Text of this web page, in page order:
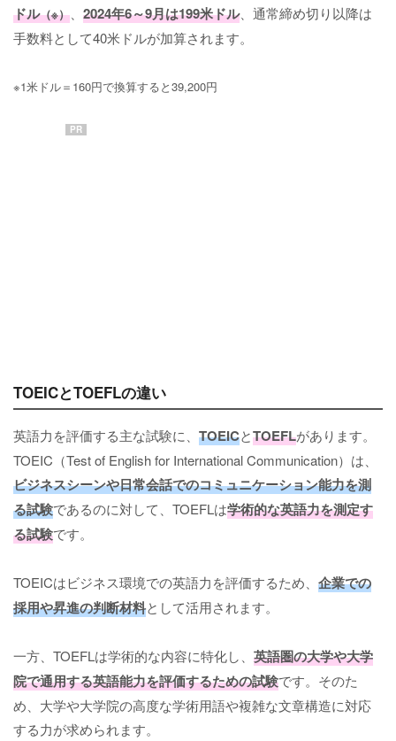
ドル（※） 2024年6～9月は199米ドル、通常締め切り以降は
手数料として40米ドルが加算されます。
※1米ドル＝160円で換算すると39,200円
PR
TOEICとTOEFLの違い
英語力を評価する主な試験に、 TOEICとTOEFLがあります。
TOEIC（Test of English for International Communication）は、
ビジネスシーンや日常会話でのコミュニケーション能力を測
る試験であるのに対して、TOEFLは学術的な英語力を測定す
る試験です。
TOEICはビジネス環境での英語力を評価するため、 企業での
採用や昇進の判断材料として活用されます。
一方、TOEFLは学術的な内容に特化し、 英語圏の大学や大学
院で通用する英語能力を評価するための試験です。そのた
め、大学や大学院の高度な学術用語や複雑な文章構造に対応
する力が求められます。